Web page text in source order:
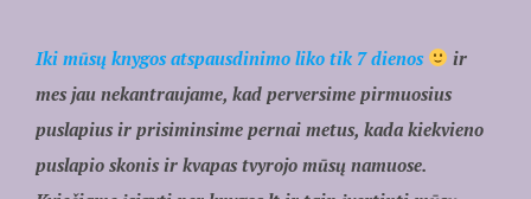
Iki mūsų knygos atspausdinimo liko tik 7 dienos
ir
mes jau nekantraujame, kad perversime pirmuosius
puslapius ir prisiminsime pernai metus, kada kiekvieno
puslapio skonis ir kvapas tvyrojo mūsų namuose.